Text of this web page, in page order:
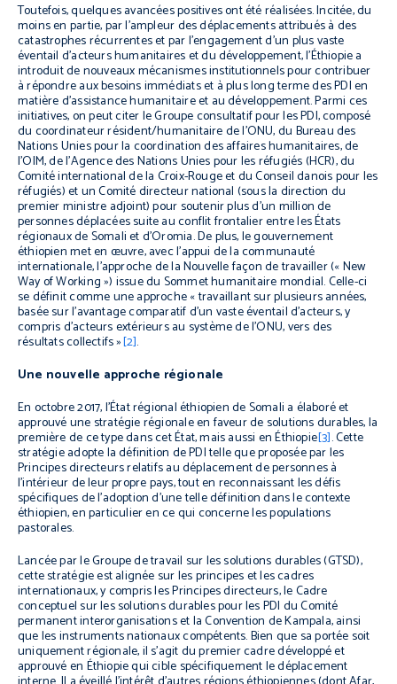
Toutefois, quelques avancées positives ont été réalisées. Incitée, du
moins en partie, par l’ampleur des déplacements attribués à des
catastrophes récurrentes et par l’engagement d’un plus vaste
éventail d’acteurs humanitaires et du développement, l’Éthiopie a
introduit de nouveaux mécanismes institutionnels pour contribuer
à répondre aux besoins immédiats et à plus long terme des PDI en
matière d’assistance humanitaire et au développement. Parmi ces
initiatives, on peut citer le Groupe consultatif pour les PDI, composé
du coordinateur résident/humanitaire de l’ONU, du Bureau des
Nations Unies pour la coordination des affaires humanitaires, de
l’OIM, de l’Agence des Nations Unies pour les réfugiés (HCR), du
Comité international de la Croix-Rouge et du Conseil danois pour les
réfugiés) et un Comité directeur national (sous la direction du
premier ministre adjoint) pour soutenir plus d’un million de
personnes déplacées suite au conflit frontalier entre les États
régionaux de Somali et d’Oromia. De plus, le gouvernement
éthiopien met en œuvre, avec l’appui de la communauté
internationale, l’approche de la Nouvelle façon de travailler (« New
Way of Working ») issue du Sommet humanitaire mondial. Celle-ci
se définit comme une approche « travaillant sur plusieurs années,
basée sur l’avantage comparatif d’un vaste éventail d’acteurs, y
compris d’acteurs extérieurs au système de l’ONU, vers des
résultats collectifs »[2].
Une nouvelle approche régionale
En octobre 2017, l’État régional éthiopien de Somali a élaboré et
approuvé une stratégie régionale en faveur de solutions durables, la
première de ce type dans cet État, mais aussi en Éthiopie[3]. Cette
stratégie adopte la définition de PDI telle que proposée par les
Principes directeurs relatifs au déplacement de personnes à
l’intérieur de leur propre pays, tout en reconnaissant les défis
spécifiques de l’adoption d’une telle définition dans le contexte
éthiopien, en particulier en ce qui concerne les populations
pastorales.
Lancée par le Groupe de travail sur les solutions durables (GTSD),
cette stratégie est alignée sur les principes et les cadres
internationaux, y compris les Principes directeurs, le Cadre
conceptuel sur les solutions durables pour les PDI du Comité
permanent interorganisations et la Convention de Kampala, ainsi
que les instruments nationaux compétents. Bien que sa portée soit
uniquement régionale, il s’agit du premier cadre développé et
approuvé en Éthiopie qui cible spécifiquement le déplacement